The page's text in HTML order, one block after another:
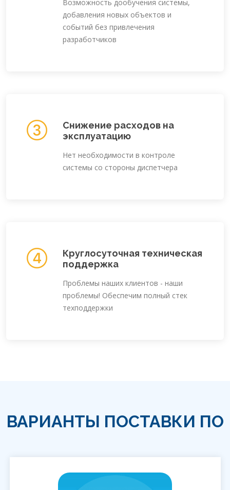
Возможность дообучения системы,
добавления новых объектов и
событий без привлечения
разработчиков
Снижение расходов на
эксплуатацию
Нет необходимости в контроле
системы со стороны диспетчера
Круглосуточная техническая
поддержка
Проблемы наших клиентов - наши
проблемы! Обеспечим полный стек
техподдержки
ВАРИАНТЫ ПОСТАВКИ ПО